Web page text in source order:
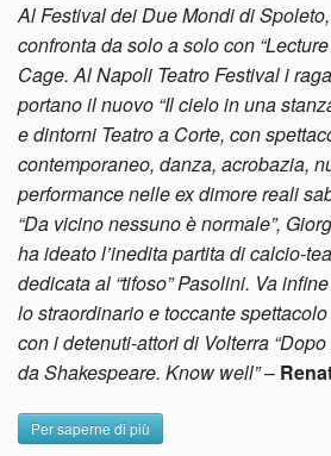
Al Festival dei Due Mondi di
confronta da solo a solo con
Cage. Al Napoli Teatro Festival i
portano il nuovo “Il cielo in una
e dintorni Teatro a Corte, con
contemporaneo, danza, acrobazia,
performance nelle ex dimore reali
“Da vicino nessuno è normale”,
ha ideato l’inedita partita di calcio-
dedicata al “tifoso” Pasolini. Va
lo straordinario e toccante
con i detenuti-attori di Volterra
da Shakespeare. Know well”–
Per saperne di più